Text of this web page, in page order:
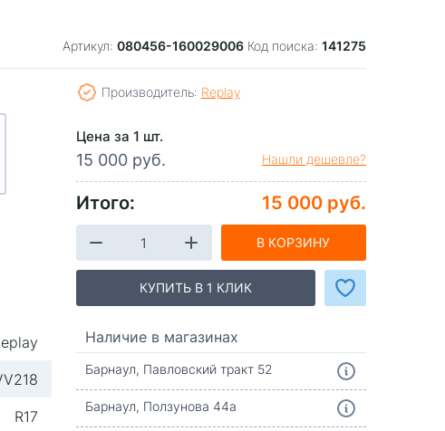
Артикул: 080456-160029006 Код поиска: 141275
R17
Производитель: Replay
Цена за 1 шт.
15 000 руб. Нашли дешевле?
Итого: 15 000 руб.
В КОРЗИНУ
КУПИТЬ В 1 КЛИК
Наличие в магазинах
Барнаул, Павловский тракт 52
Барнаул, Ползунова 44а